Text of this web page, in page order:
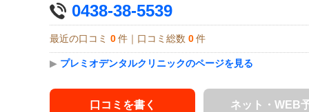
0438-38-5539
最近の口コミ 0 件｜口コミ総数 0 件
▶ プレミオデンタルクリニックのページを見る
口コミを書く ネット・WEB